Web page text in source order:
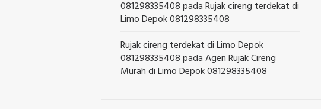
081298335408padaRujak cireng terdekat di
Limo Depok 081298335408
Rujak cireng terdekat di Limo Depok
081298335408padaAgen Rujak Cireng
Murah di Limo Depok 081298335408